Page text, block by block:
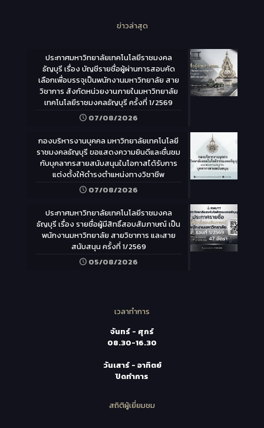
ข่าวล่าสุด
ประกาศมหาวิทยาลัยเทคโนโลยีราชมงคล
ธัญบุรี เรื่อง บัญชีรายชื่อผู้ผ่านการสอบคัด
เลือกเพื่อบรรจุเป็นพนักงานมหาวิทยาลัย สาย
วิชาการ สังกัดหน่วยงานภายในมหาวิทยาลัย
เทคโนโลยีราชมงคลธัญบุรี ครั้งที่ 1/2569
07/08/2026
กองบริหารงานบุคคล มหาวิทยาลัยเทคโนโลยี
ราชมงคลธัญบุรี ขอแสดงความยินดีและชื่นชม
กับบุคลากรสายสนับสนุนในโอกาสได้รับการ
แต่งตั้งให้ดำรงตำแหน่งทางวิชาชีพ
07/08/2026
ประกาศมหาวิทยาลัยเทคโนโลยีราชมงคล
ธัญบุรี เรื่อง รายชื่อผู้มีสิทธิ์สอบสัมภาษณ์ เป็น
พนักงานมหาวิทยาลัย สายวิชาการ และสาย
สนับสนุน ครั้งที่ 1/2569
05/08/2026
เวลาทำการ
จันทร์ - ศุกร์
08.30-16.30
วันเสาร์ - อาทิตย์
ปิดทำการ
สถิติผู้เยี่ยมชม